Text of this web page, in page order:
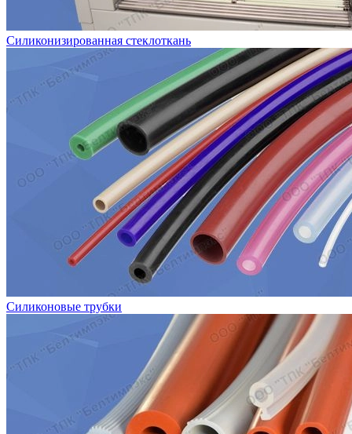
Силиконизированная стеклоткань
Силиконовые трубки